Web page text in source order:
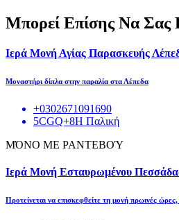
Μπορεί Επίσης Να Σας
Ιερά Μονή Αγίας Παρασκευής
Μοναστήρι δίπλα στην παραλία στα Λέπεδα
+0302671091690
5CGQ+8H Παλική
ΜΌΝΟ ΜΕ ΡΑΝΤΕΒΟΎ
Ιερά Μονή Εσταυρωμένου
Προτείνεται να επισκεφθείτε τη μονή πρωινές